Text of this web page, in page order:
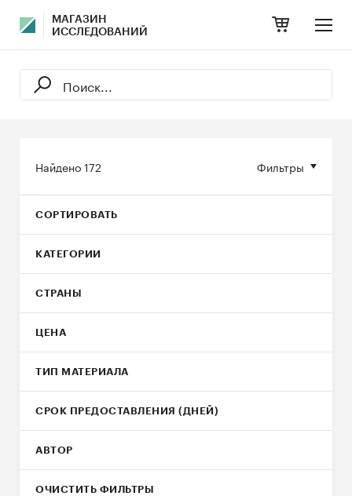
МАГАЗИН
ИССЛЕДОВАНИЙ
Фильтры
Найдено172
СОРТИРОВАТЬ
КАТЕГОРИИ
СТРАНЫ
ЦЕНА
ТИП МАТЕРИАЛА
СРОК ПРЕДОСТАВЛЕНИЯ (ДНЕЙ)
АВТОР
ОЧИСТИТЬ ФИЛЬТРЫ